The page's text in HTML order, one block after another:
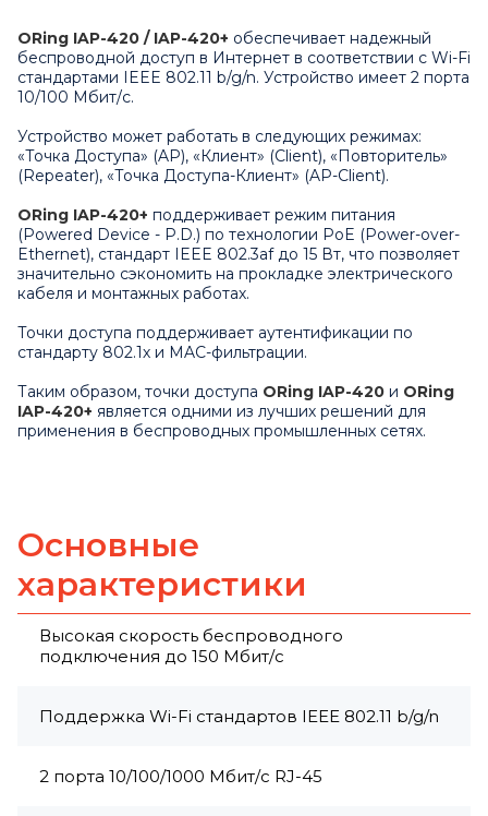
ORing IAP-420 / IAP-420+ обеспечивает надежный
беспроводной доступ в Интернет в соответствии с Wi-Fi
стандартами IEEE 802.11 b/g/n. Устройство имеет 2 порта
10/100 Мбит/с.
Устройство может работать в следующих режимах:
«Точка Доступа» (AP), «Клиент» (Client), «Повторитель»
(Repeater), «Точка Доступа-Клиент» (AP-Client).
ORing IAP-420+ поддерживает режим питания
(Powered Device - P.D.) по технологии PoE (Power-over-
Ethernet), стандарт IEEE 802.3af до 15 Вт, что позволяет
значительно сэкономить на прокладке электрического
кабеля и монтажных работах.
Точки доступа поддерживает аутентификации по
стандарту 802.1х и MAC-фильтрации.
Таким образом, точки доступа ORing IAP-420 и ORing
IAP-420+ является одними из лучших решений для
применения в беспроводных промышленных сетях.
Основные
характеристики
Высокая скорость беспроводного
подключения до 150 Мбит/с
Поддержка Wi-Fi стандартов IEEE 802.11 b/g/n
2 порта 10/100/1000 Мбит/с RJ-45